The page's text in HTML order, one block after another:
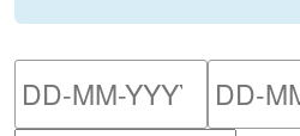
請輸